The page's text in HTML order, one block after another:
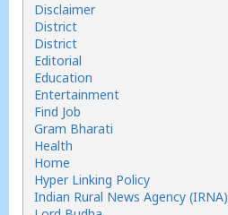
Disclaimer
District
District
Editorial
Education
Entertainment
Find Job
Gram Bharati
Health
Home
Hyper Linking Policy
Indian Rural News Agency (IRNA)